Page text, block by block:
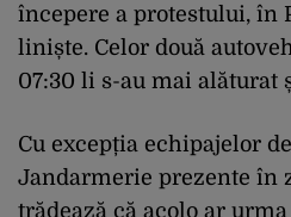
începere a protestului, în
liniște. Celor două
07:30 li s-au mai alăturat
Cu excepția echipajelor
Jandarmerie prezente în
trădează că acolo ar